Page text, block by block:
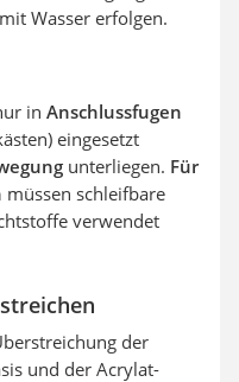
Wasser erfolgen.
in Anschlussfugen
eingesetzt
unterliegen. Für
müssen schleifbare
verwendet
der
und der Acrylat-